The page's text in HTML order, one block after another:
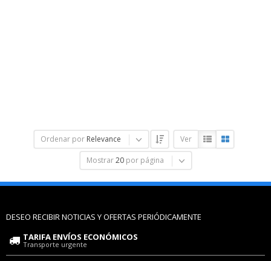
Ordenar por Relevance Ver
Mostrar 20 por página
DESEO RECIBIR NOTICIAS Y OFERTAS PERIÓDICAMENTE
TARIFA ENVÍOS ECONÓMICOS
Transporte urgente